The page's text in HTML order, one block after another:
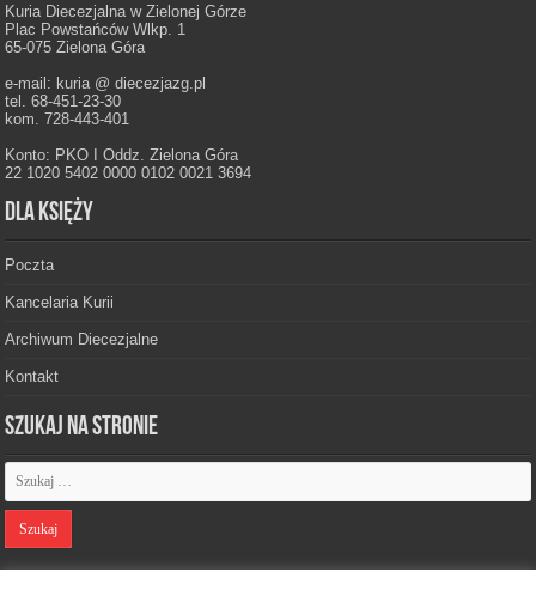
Kuria Diecezjalna w Zielonej Górze
Plac Powstańców Wlkp. 1
65-075 Zielona Góra
e-mail: kuria @ diecezjazg.pl
tel. 68-451-23-30
kom. 728-443-401
Konto: PKO I Oddz. Zielona Góra
22 1020 5402 0000 0102 0021 3694
Dla księży
Poczta
Kancelaria Kurii
Archiwum Diecezjalne
Kontakt
Szukaj na stronie